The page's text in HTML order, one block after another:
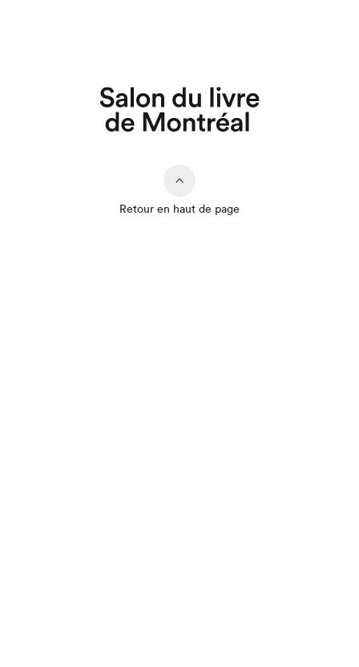
Retour en haut de page